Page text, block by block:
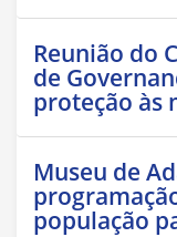
Reunião do
de
proteção às
Museu de
população